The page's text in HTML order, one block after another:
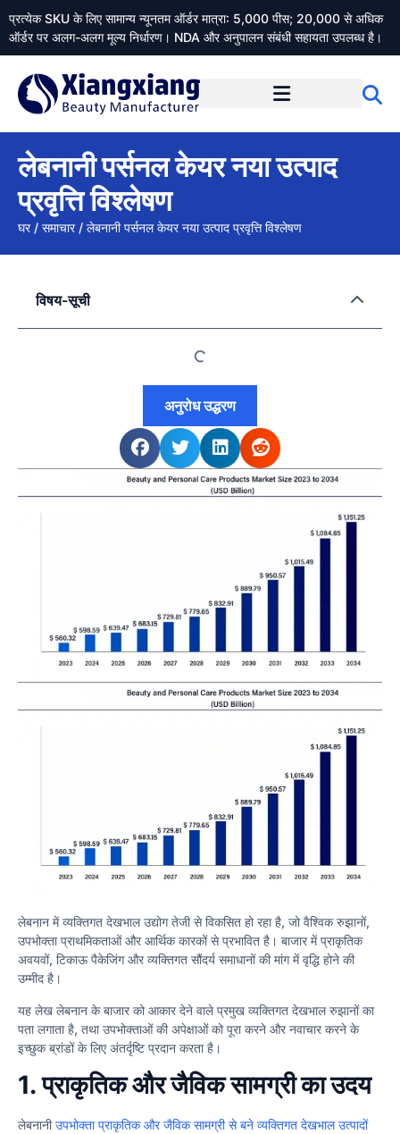
प्रत्येक SKU के लिए सामान्य न्यूनतम ऑर्डर मात्रा: 5,000 पीस; 20,000 से अधिक
ऑर्डर पर अलग-अलग मूल्य निर्धारण। NDA और अनुपालन संबंधी सहायता उपलब्ध है।
लेबनानी पर्सनल केयर नया उत्पाद
प्रवृत्ति विश्लेषण
घर/ समाचार/ लेबनानी पर्सनल केयर नया उत्पाद प्रवृत्ति विश्लेषण
लेबनान में व्यक्तिगत देखभाल उद्योग तेजी से विकसित हो रहा है, जो वैश्विक रुझानों,
उपभोक्ता प्राथमिकताओं और आर्थिक कारकों से प्रभावित है। बाजार में प्राकृतिक
अवयवों, टिकाऊ पैकेजिंग और व्यक्तिगत सौंदर्य समाधानों की मांग में वृद्धि होने की
उम्मीद है।
यह लेख लेबनान के बाजार को आकार देने वाले प्रमुख व्यक्तिगत देखभाल रुझानों का
पता लगाता है, तथा उपभोक्ताओं की अपेक्षाओं को पूरा करने और नवाचार करने के
इच्छुक ब्रांडों के लिए अंतर्दृष्टि प्रदान करता है।
1.प्राकृतिक और जैविक सामग्री का उदय
लेबनानीउपभोक्ता प्राकृतिक और जैविक सामग्री से बने व्यक्तिगत देखभाल उत्पादों
विषय-सूची
अनुरोध उद्धरण